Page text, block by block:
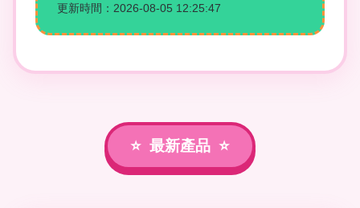
更新時間：2026-08-05 12:25:47
最新產品